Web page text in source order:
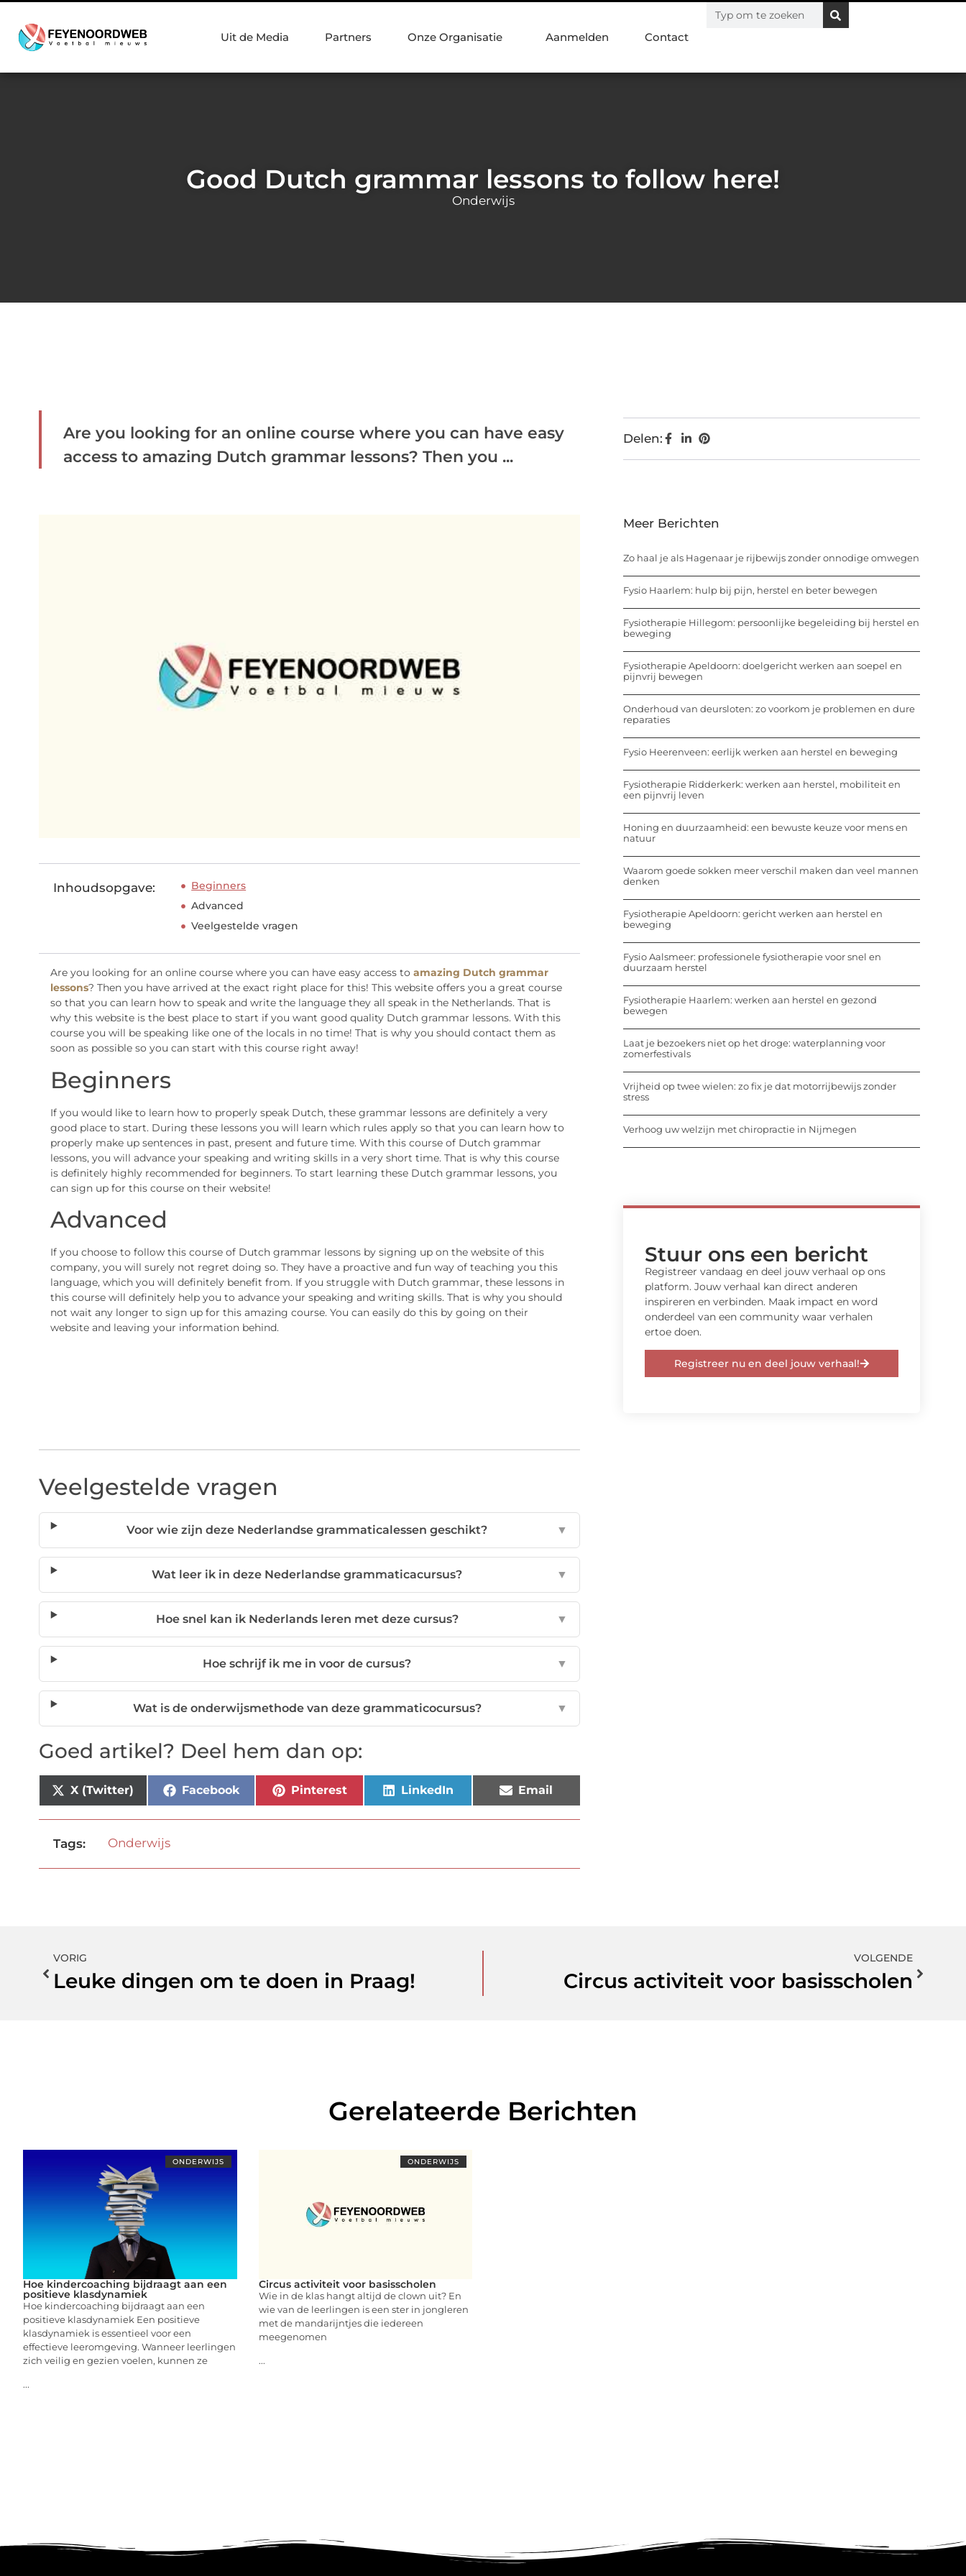
Uit de Media Partners Onze Organisatie Aanmelden Contact
Good Dutch grammar lessons to follow here!
Onderwijs
Are you looking for an online course where you can have easy
access to amazing Dutch grammar lessons? Then you ...
Inhoudsopgave:
Beginners
Advanced
Veelgestelde vragen
Are you looking for an online course where you can have easy access to amazing Dutch grammar
lessons? Then you have arrived at the exact right place for this! This website offers you a great course
so that you can learn how to speak and write the language they all speak in the Netherlands. That is
why this website is the best place to start if you want good quality Dutch grammar lessons. With this
course you will be speaking like one of the locals in no time! That is why you should contact them as
soon as possible so you can start with this course right away!
Beginners
If you would like to learn how to properly speak Dutch, these grammar lessons are definitely a very
good place to start. During these lessons you will learn which rules apply so that you can learn how to
properly make up sentences in past, present and future time. With this course of Dutch grammar
lessons, you will advance your speaking and writing skills in a very short time. That is why this course
is definitely highly recommended for beginners. To start learning these Dutch grammar lessons, you
can sign up for this course on their website!
Advanced
If you choose to follow this course of Dutch grammar lessons by signing up on the website of this
company, you will surely not regret doing so. They have a proactive and fun way of teaching you this
language, which you will definitely benefit from. If you struggle with Dutch grammar, these lessons in
this course will definitely help you to advance your speaking and writing skills. That is why you should
not wait any longer to sign up for this amazing course. You can easily do this by going on their
website and leaving your information behind.
Veelgestelde vragen
Voor wie zijn deze Nederlandse grammaticalessen geschikt? ▼
Wat leer ik in deze Nederlandse grammaticacursus? ▼
Hoe snel kan ik Nederlands leren met deze cursus? ▼
Hoe schrijf ik me in voor de cursus? ▼
Wat is de onderwijsmethode van deze grammaticocursus? ▼
Goed artikel? Deel hem dan op:
X (Twitter) Facebook Pinterest LinkedIn Email
Tags: Onderwijs
Delen:
Meer Berichten
Zo haal je als Hagenaar je rijbewijs zonder onnodige omwegen
Fysio Haarlem: hulp bij pijn, herstel en beter bewegen
Fysiotherapie Hillegom: persoonlijke begeleiding bij herstel en
beweging
Fysiotherapie Apeldoorn: doelgericht werken aan soepel en
pijnvrij bewegen
Onderhoud van deursloten: zo voorkom je problemen en dure
reparaties
Fysio Heerenveen: eerlijk werken aan herstel en beweging
Fysiotherapie Ridderkerk: werken aan herstel, mobiliteit en
een pijnvrij leven
Honing en duurzaamheid: een bewuste keuze voor mens en
natuur
Waarom goede sokken meer verschil maken dan veel mannen
denken
Fysiotherapie Apeldoorn: gericht werken aan herstel en
beweging
Fysio Aalsmeer: professionele fysiotherapie voor snel en
duurzaam herstel
Fysiotherapie Haarlem: werken aan herstel en gezond
bewegen
Laat je bezoekers niet op het droge: waterplanning voor
zomerfestivals
Vrijheid op twee wielen: zo fix je dat motorrijbewijs zonder
stress
Verhoog uw welzijn met chiropractie in Nijmegen
Stuur ons een bericht
Registreer vandaag en deel jouw verhaal op ons
platform. Jouw verhaal kan direct anderen
inspireren en verbinden. Maak impact en word
onderdeel van een community waar verhalen
ertoe doen.
Registreer nu en deel jouw verhaal!
VORIG
Leuke dingen om te doen in Praag!
VOLGENDE
Circus activiteit voor basisscholen
Gerelateerde Berichten
ONDERWIJS
Hoe kindercoaching bijdraagt aan een
positieve klasdynamiek
Hoe kindercoaching bijdraagt aan een
positieve klasdynamiek Een positieve
klasdynamiek is essentieel voor een
effectieve leeromgeving. Wanneer leerlingen
zich veilig en gezien voelen, kunnen ze
...
ONDERWIJS
Circus activiteit voor basisscholen
Wie in de klas hangt altijd de clown uit? En
wie van de leerlingen is een ster in jongleren
met de mandarijntjes die iedereen
meegenomen
...